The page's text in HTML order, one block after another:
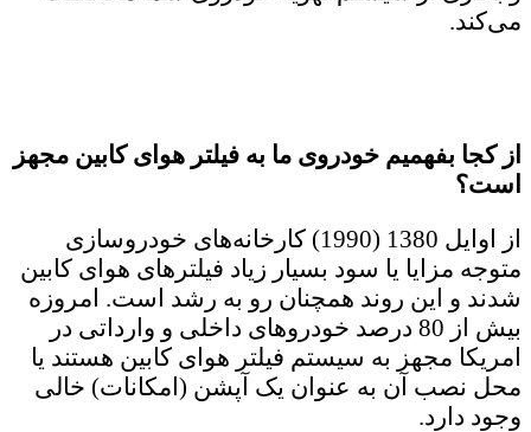
می‌کند.
از کجا بفهمیم خودروی ما به فیلتر هوای کابین مجهز
است؟
از اوایل 1380 (1990) کارخانه‌های خودروسازی
متوجه مزایا یا سود بسیار زیاد فیلترهای هوای کابین
شدند و این روند همچنان رو به رشد است. امروزه
بیش از 80 درصد خودروهای داخلی و وارداتی در
امریکا مجهز به سیستم فیلتر هوای کابین هستند یا
محل نصب آن به عنوان یک آپشن (امکانات) خالی
وجود دارد.